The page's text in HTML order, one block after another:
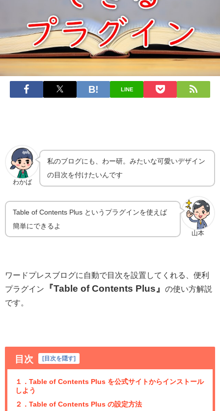
LINE
わかば
私のブログにも、わー研。みたいな可愛いデザイン
の目次を付けたいんです
山本
Table of Contents Plus というプラグインを使えば
簡単にできるよ
ワードプレスブログに自動で目次を設置してくれる、便利
プラグイン
『Table of Contents Plus』 の使い方解説
です。
目次 目次を隠す
１．Table of Contents Plus を公式サイトからインストール
しよう
２．Table of Contents Plus の設定方法